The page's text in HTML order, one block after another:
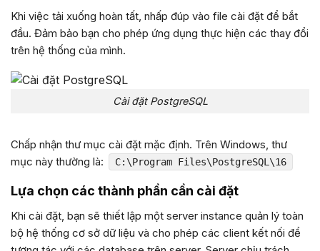
Khi việc tải xuống hoàn tất, nhấp đúp vào file cài đặt để bắt
đầu. Đảm bảo bạn cho phép ứng dụng thực hiện các thay đổi
trên hệ thống của mình.
Cài đặt PostgreSQL
Chấp nhận thư mục cài đặt mặc định. Trên Windows, thư
mục này thường là:
C:\Program Files\PostgreSQL\16
Lựa chọn các thành phần cần cài đặt
Khi cài đặt, bạn sẽ thiết lập một server instance quản lý toàn
bộ hệ thống cơ sở dữ liệu và cho phép các client kết nối để